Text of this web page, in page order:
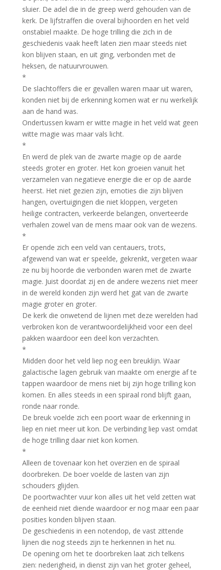
sluier. De adel die in de greep werd gehouden van de
kerk. De lijfstraffen die overal bijhoorden en het veld
onstabiel maakte. De hoge trilling die zich in de
geschiedenis vaak heeft laten zien maar steeds niet
kon blijven staan, en uit ging, verbonden met de
heksen, de natuurvrouwen.
*
De slachtoffers die er gevallen waren maar uit waren,
konden niet bij de erkenning komen wat er nu werkelijk
aan de hand was.
Ondertussen kwam er witte magie in het veld wat geen
witte magie was maar vals licht.
*
En werd de plek van de zwarte magie op de aarde
steeds groter en groter. Het kon groeien vanuit het
verzamelen van negatieve energie die er op de aarde
heerst. Het niet gezien zijn, emoties die zijn blijven
hangen, overtuigingen die niet kloppen, vergeten
heilige contracten, verkeerde belangen, onverteerde
verhalen zowel van de mens maar ook van de wezens.
*
Er opende zich een veld van centauers, trots,
afgewend van wat er speelde, gekrenkt, vergeten waar
ze nu bij hoorde die verbonden waren met de zwarte
magie. Juist doordat zij en de andere wezens niet meer
in de wereld konden zijn werd het gat van de zwarte
magie groter en groter.
De kerk die onwetend de lijnen met deze werelden had
verbroken kon de verantwoordelijkheid voor een deel
pakken waardoor een deel kon verzachten.
*
Midden door het veld liep nog een breuklijn. Waar
galactische lagen gebruik van maakte om energie af te
tappen waardoor de mens niet bij zijn hoge trilling kon
komen. En alles steeds in een spiraal rond blijft gaan,
ronde naar ronde.
De breuk voelde zich een poort waar de erkenning in
liep en niet meer uit kon. De verbinding liep vast omdat
de hoge trilling daar niet kon komen.
*
Alleen de tovenaar kon het overzien en de spiraal
doorbreken. De boer voelde de lasten van zijn
schouders glijden.
De poortwachter vuur kon alles uit het veld zetten wat
de eenheid niet diende waardoor er nog maar een paar
posities konden blijven staan.
De geschiedenis in een notendop, de vast zittende
lijnen die nog steeds zijn te herkennen in het nu.
De opening om het te doorbreken laat zich telkens
zien: nederigheid, in dienst zijn van het groter geheel,